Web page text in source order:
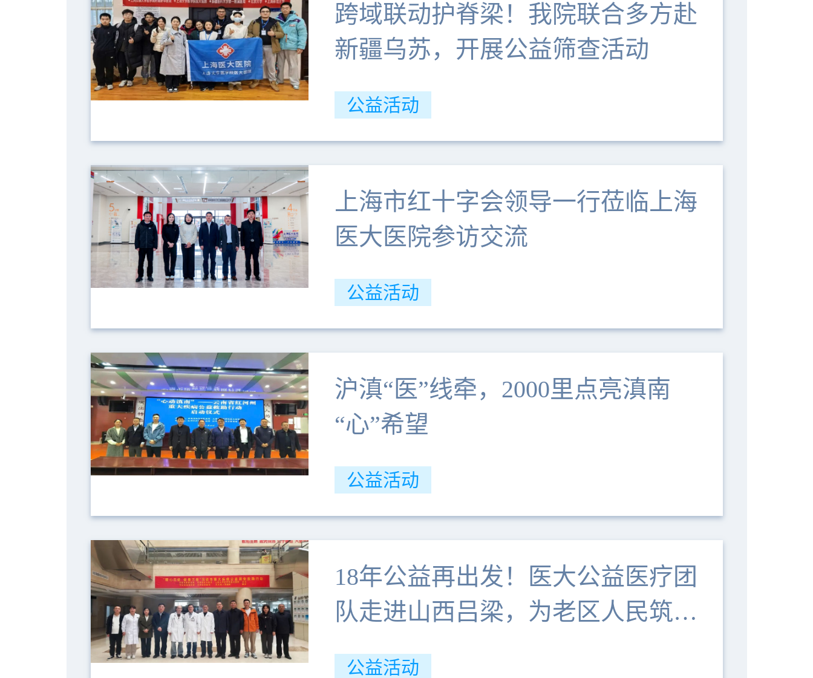
跨域联动护脊梁！我院联合多方赴
新疆乌苏，开展公益筛查活动
公益活动
上海市红十字会领导一行莅临上海
医大医院参访交流
公益活动
沪滇“医”线牵，2000里点亮滇南
“心”希望
公益活动
18年公益再出发！医大公益医疗团
队走进山西吕梁，为老区人民筑健
康梦
公益活动